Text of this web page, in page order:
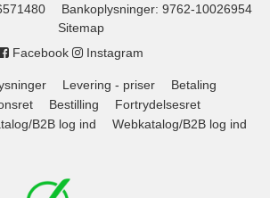
Bankoplysninger: 9762-10026954
Sitemap
Facebook
Instagram
Levering - priser
Betaling
Bestilling
Fortrydelsesret
B2B log ind
Webkatalog/B2B log ind